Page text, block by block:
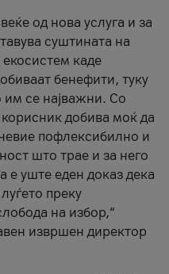
од нова услуга и за
суштината на
екосистем каде
бенефити, туку
им се најважни. Со
корисник добива моќ да
пофлексибилно и
што трае и за него
е уште еден доказ дека
преку
на избор,“
извршен директор